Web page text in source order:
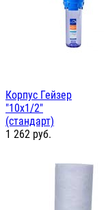
Корпус Гейзер
"10х1/2"
(стандарт)
1 262 руб.